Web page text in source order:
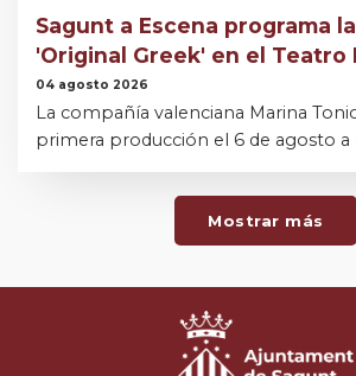
Sagunt a Escena programa
'Original Greek' en el Teatro
04 agosto 2026
La compañía valenciana Marina
primera producción el 6 de agosto a
Mostrar más